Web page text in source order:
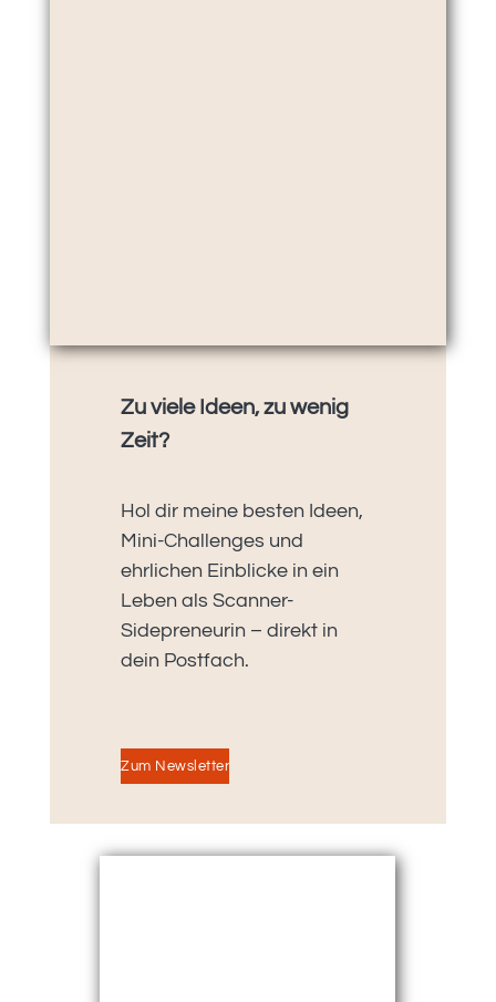
Zu viele Ideen, zu wenig
Zeit?
Hol dir meine besten Ideen,
Mini-Challenges und
ehrlichen Einblicke in ein
Leben als Scanner-
Sidepreneurin – direkt in
dein Postfach.
Zum Newsletter